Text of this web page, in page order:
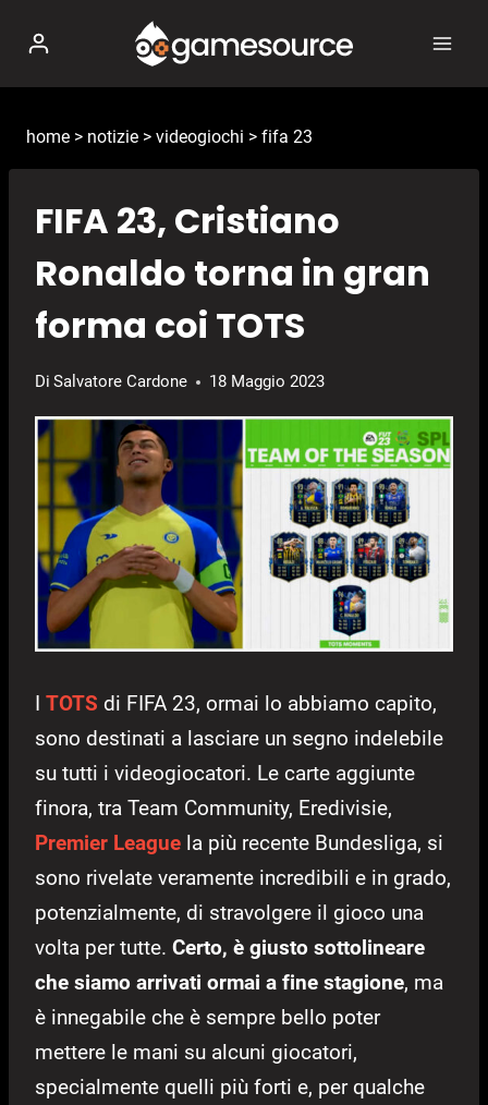
contenuto
home > notizie > videogiochi > fifa 23
FIFA 23, Cristiano
Ronaldo torna in gran
forma coi TOTS
Di Salvatore Cardone 18 Maggio 2023
I TOTS di FIFA 23, ormai lo abbiamo capito,
sono destinati a lasciare un segno indelebile
su tutti i videogiocatori. Le carte aggiunte
finora, tra Team Community, Eredivisie,
Premier League la più recente Bundesliga, si
sono rivelate veramente incredibili e in grado,
potenzialmente, di stravolgere il gioco una
volta per tutte. Certo, è giusto sottolineare
che siamo arrivati ormai a fine stagione, ma
è innegabile che è sempre bello poter
mettere le mani su alcuni giocatori,
specialmente quelli più forti e, per qualche